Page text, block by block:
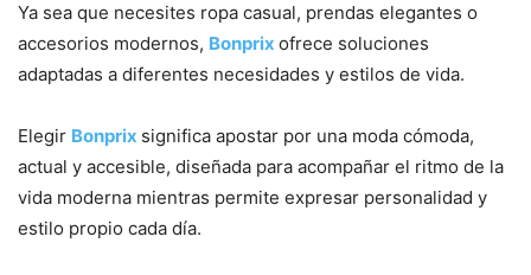
Ya sea que necesites ropa casual, prendas elegantes o
accesorios modernos, Bonprix ofrece soluciones
adaptadas a diferentes necesidades y estilos de vida.
Elegir Bonprix significa apostar por una moda cómoda,
actual y accesible, diseñada para acompañar el ritmo de la
vida moderna mientras permite expresar personalidad y
estilo propio cada día.